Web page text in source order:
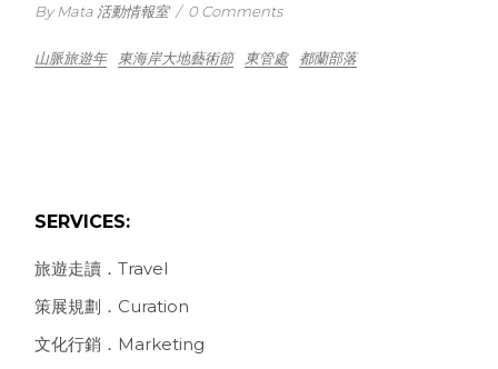
By Mata 活動情報室 / 0 Comments
山脈旅遊年 東海岸大地藝術節 東管處 都蘭部落
SERVICES:
旅遊走讀．Travel
策展規劃．Curation
文化行銷．Marketing